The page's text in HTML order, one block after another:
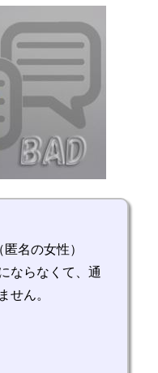
名の女性）
ならなくて、通
せん。